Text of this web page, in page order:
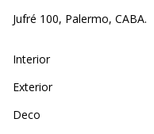
Jufré 100, Palermo, CABA.
Interior
Exterior
Deco